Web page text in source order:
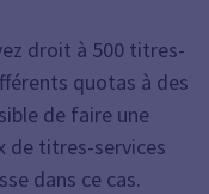
droit à 500 titres-
quotas à des
de faire une
de titres-services
dans ce cas.